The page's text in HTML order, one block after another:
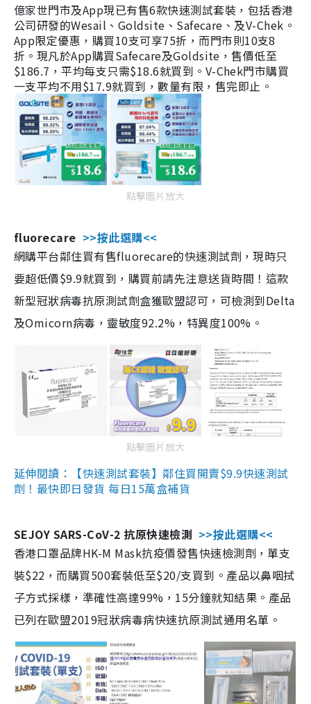
億家世門市及App現已有售6款快速測試套裝，包括香港
公司研發的Wesail、Goldsite、Safecare、及V-Chek。
App限定優惠，購買10支可享75折，而門市則10支8
折。現凡於App購買Safecare及Goldsite，售價低至
$186.7，平均每支只需$18.6就買到。V-Chek門市購買
一支平均不用$17.9就買到，數量有限，售完即止。
點擊圖片放大
fluorecare >>按此選購<<
網購平台鄰住買有售fluorecare的快速測試劑，現時只
要超低價$9.9就買到，購買前請先注意送貨時間！這款
新型冠狀病毒抗原測試劑盒獲歐盟認可，可檢測到Delta
及Omicorn病毒，靈敏度92.2%，特異度100%。
點擊圖片放大
延伸閱讀：【快速測試套裝】鄰住買開賣$9.9快速測試
劑！最快即日發貨 每日15萬盒補貨
SEJOY SARS-CoV-2 抗原快速檢測 >>按此選購<<
香港口罩品牌HK-M Mask抗疫價發售快速檢測劑，單支
裝$22，而購買500套裝低至$20/支買到。產品以鼻咽拭
子方式採樣，準確性高達99%，15分鐘就知結果。產品
已列在歐盟2019冠狀病毒病快速抗原測試通用名單。